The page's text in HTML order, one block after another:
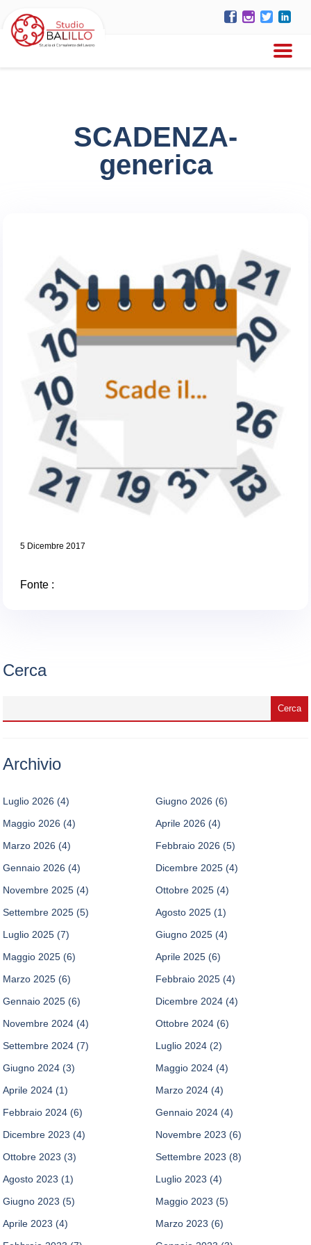
SCADENZA-
generica
5 Dicembre 2017
Fonte :
Cerca
Archivio
Luglio 2026 (4) Giugno 2026 (6)
Maggio 2026 (4) Aprile 2026 (4)
Marzo 2026 (4) Febbraio 2026 (5)
Gennaio 2026 (4) Dicembre 2025 (4)
Novembre 2025 (4) Ottobre 2025 (4)
Settembre 2025 (5) Agosto 2025 (1)
Luglio 2025 (7) Giugno 2025 (4)
Maggio 2025 (6) Aprile 2025 (6)
Marzo 2025 (6) Febbraio 2025 (4)
Gennaio 2025 (6) Dicembre 2024 (4)
Novembre 2024 (4) Ottobre 2024 (6)
Settembre 2024 (7) Luglio 2024 (2)
Giugno 2024 (3) Maggio 2024 (4)
Aprile 2024 (1) Marzo 2024 (4)
Febbraio 2024 (6) Gennaio 2024 (4)
Dicembre 2023 (4) Novembre 2023 (6)
Ottobre 2023 (3) Settembre 2023 (8)
Agosto 2023 (1) Luglio 2023 (4)
Giugno 2023 (5) Maggio 2023 (5)
Aprile 2023 (4) Marzo 2023 (6)